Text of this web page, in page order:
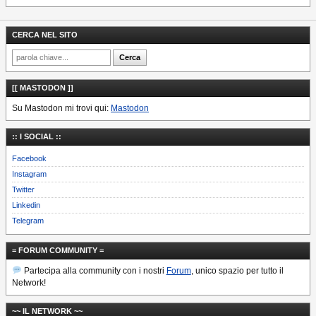
CERCA NEL SITO
[[ MASTODON ]]
Su Mastodon mi trovi qui: Mastodon
:: I SOCIAL ::
Facebook
Instagram
Twitter
Linkedin
Telegram
= FORUM COMMUNITY =
Partecipa alla community con i nostri Forum, unico spazio per tutto il
Network!
~~ IL NETWORK ~~